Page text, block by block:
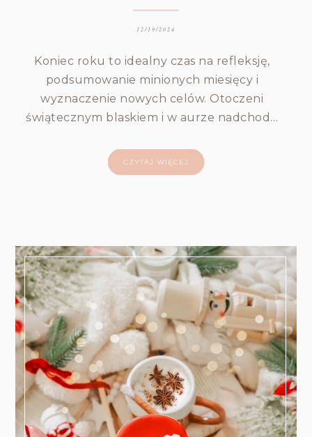
12/19/2024
Koniec roku to idealny czas na refleksję,
podsumowanie minionych miesięcy i
wyznaczenie nowych celów. Otoczeni
świątecznym blaskiem i w aurze nadchod…
CZYTAJ WIĘCEJ